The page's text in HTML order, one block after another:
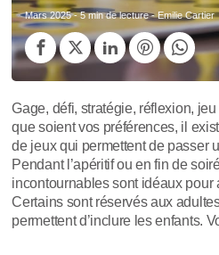
Mars 2025- 5 min de lecture - Emilie Cartier
Gage, défi, stratégie, réflexion,
que soient vos préférences, il
de jeux qui permettent de passer
Pendant l’apéritif ou en fin de
incontournables sont idéaux pour
Certains sont réservés aux
permettent d’inclure les enfants.